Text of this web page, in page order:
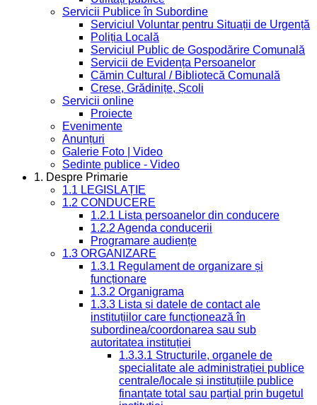
Servicii Publice în Subordine
Serviciul Voluntar pentru Situații de Urgență
Poliția Locală
Serviciul Public de Gospodărire Comunală
Servicii de Evidența Persoanelor
Cămin Cultural / Bibliotecă Comunală
Creșe, Grădinițe, Școli
Servicii online
Proiecte
Evenimente
Anunțuri
Galerie Foto | Video
Sedinte publice - Video
1. Despre Primarie
1.1 LEGISLAȚIE
1.2 CONDUCERE
1.2.1 Lista persoanelor din conducere
1.2.2 Agenda conducerii
Programare audiențe
1.3 ORGANIZARE
1.3.1 Regulament de organizare și
funcționare
1.3.2 Organigrama
1.3.3 Lista și datele de contact ale
instituțiilor care funcționează în
subordinea/coordonarea sau sub
autoritatea instituției
1.3.3.1 Structurile, organele de
specialitate ale administrației publice
centrale/locale și instituțiile publice
finanțate total sau parțial prin bugetul